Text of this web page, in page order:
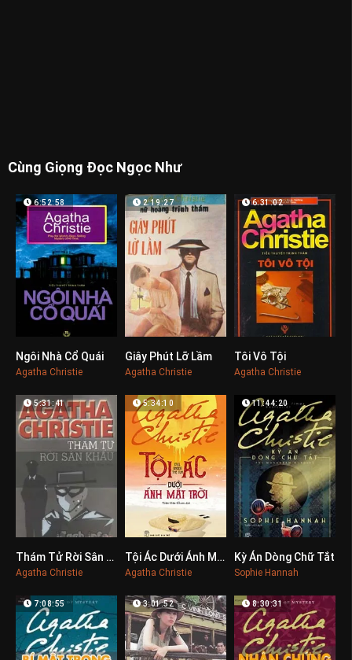
Cùng Giọng Đọc Ngọc Như
6:52:58
Ngôi Nhà Cổ Quái
Agatha Christie
2:19:27
Giây Phút Lỡ Lầm
Agatha Christie
6:31:02
Tôi Vô Tội
Agatha Christie
0
5:31:41
Thám Tử Rời Sân Khấu
Agatha Christie
0
5:34:10
Tội Ác Dưới Ánh Mặt Trời
Agatha Christie
0
11:44:20
Kỳ Án Dòng Chữ Tắt
Sophie Hannah
7:08:55 3:01:52 8:30:31